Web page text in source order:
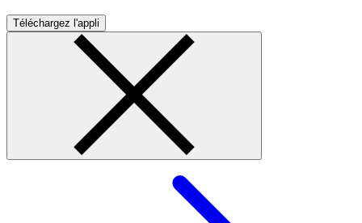
Téléchargez l'appli